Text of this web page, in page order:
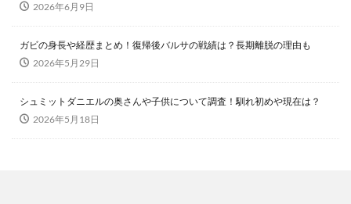
2026年6月9日
ガビの身長や経歴まとめ！復帰後バルサの戦績は？長期離脱の理由も
2026年5月29日
シュミットダニエルの奥さんや子供について調査！馴れ初めや現在は？
2026年5月18日